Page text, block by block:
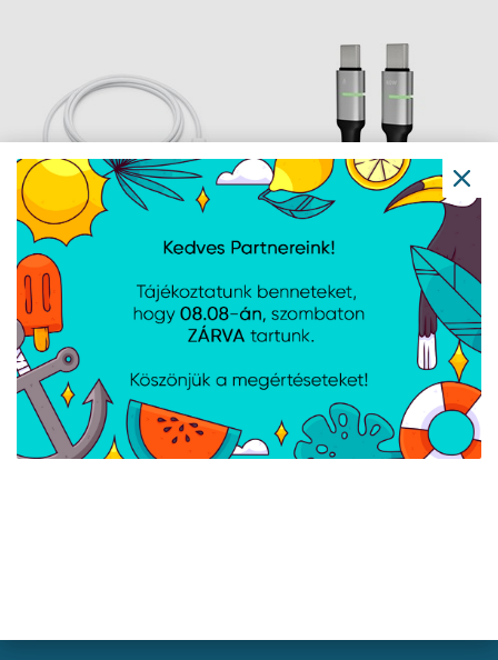
Apple 60W USB-C töltő
kábel - 1m -
MW493ZM/A
AVAX CB633 STEELY LED
60W USB-C gyorstöltő
kábel, fonott, fekete -
Navigáció